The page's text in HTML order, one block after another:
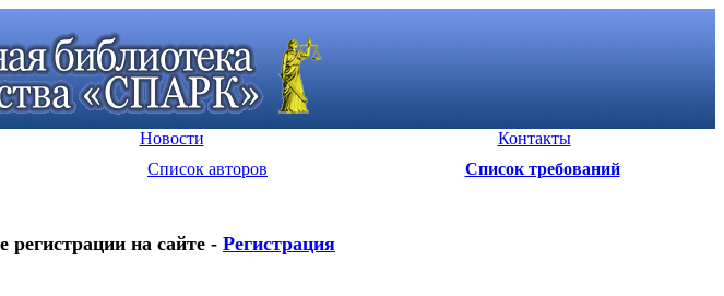
Новости
Контакты
Список авторов Список требований
регистрации на сайте - Регистрация